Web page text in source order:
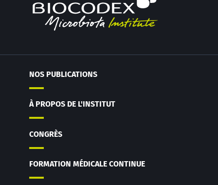
NOS PUBLICATIONS
À PROPOS DE L'INSTITUT
CONGRÈS
FORMATION MÉDICALE CONTINUE